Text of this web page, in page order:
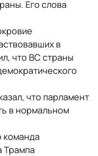
Его слова
в
что ВС страны
что парламент
в нормальном
команда
Трампа